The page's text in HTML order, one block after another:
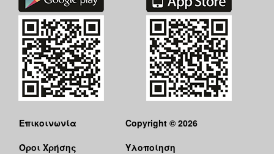
Επικοινωνία
Όροι Χρήσης
Copyright © 2026
Υλοποίηση